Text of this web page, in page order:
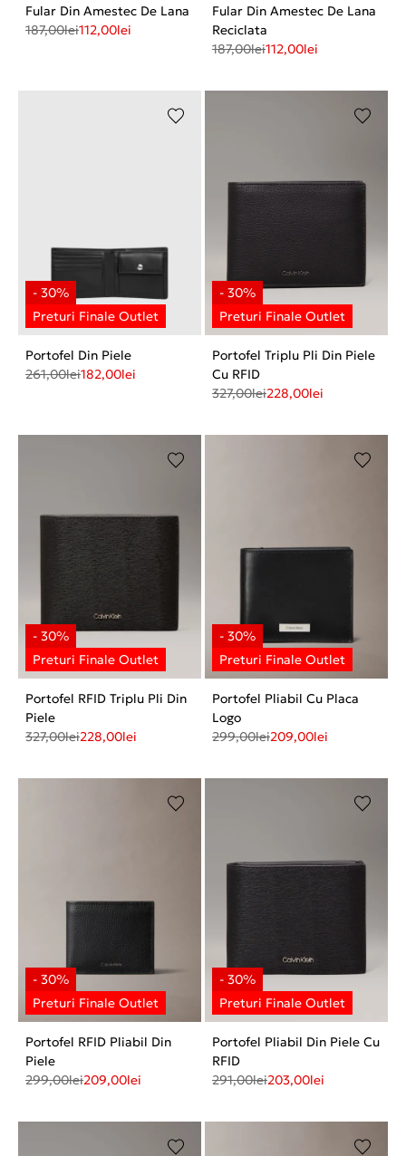
Fular Din Amestec De Lana
187,00lei112,00lei
Fular Din Amestec De Lana
Reciclata
187,00lei112,00lei
Portofel Din Piele
261,00lei182,00lei
Portofel Triplu Pli Din Piele
Cu RFID
327,00lei228,00lei
Portofel RFID Triplu Pli Din
Piele
327,00lei228,00lei
Portofel Pliabil Cu Placa
Logo
299,00lei209,00lei
Portofel RFID Pliabil Din
Piele
299,00lei209,00lei
Portofel Pliabil Din Piele Cu
RFID
291,00lei203,00lei